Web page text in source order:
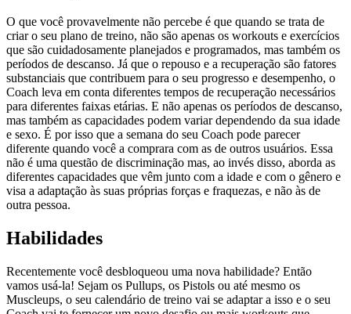
O que você provavelmente não percebe é que quando se trata de
criar o seu plano de treino, não são apenas os workouts e exercícios
que são cuidadosamente planejados e programados, mas também os
períodos de descanso. Já que o repouso e a recuperação são fatores
substanciais que contribuem para o seu progresso e desempenho, o
Coach leva em conta diferentes tempos de recuperação necessários
para diferentes faixas etárias. E não apenas os períodos de descanso,
mas também as capacidades podem variar dependendo da sua idade
e sexo. É por isso que a semana do seu Coach pode parecer
diferente quando você a comprara com as de outros usuários. Essa
não é uma questão de discriminação mas, ao invés disso, aborda as
diferentes capacidades que vêm junto com a idade e com o gênero e
visa a adaptação às suas próprias forças e fraquezas, e não às de
outra pessoa.
Habilidades
Recentemente você desbloqueou uma nova habilidade? Então
vamos usá-la! Sejam os Pullups, os Pistols ou até mesmo os
Muscleups, o seu calendário de treino vai se adaptar a isso e o seu